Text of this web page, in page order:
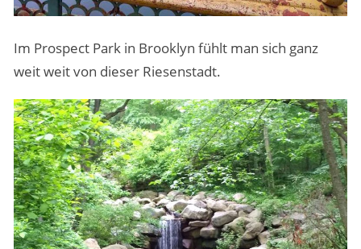
Im Prospect Park in Brooklyn fühlt man sich ganz
weit weit von dieser Riesenstadt.